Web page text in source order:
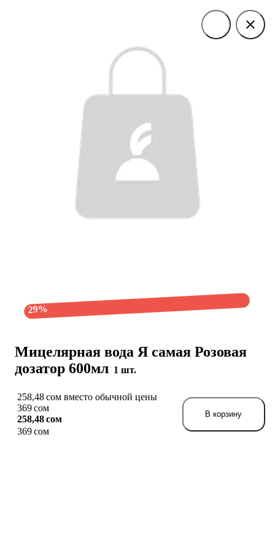
Мицелярная вода Я самая Розовая
дозатор 600мл 1 шт.
29%
258,48 сом вместо обычной цены
369 сом
258,48 сом
369 сом
В корзину